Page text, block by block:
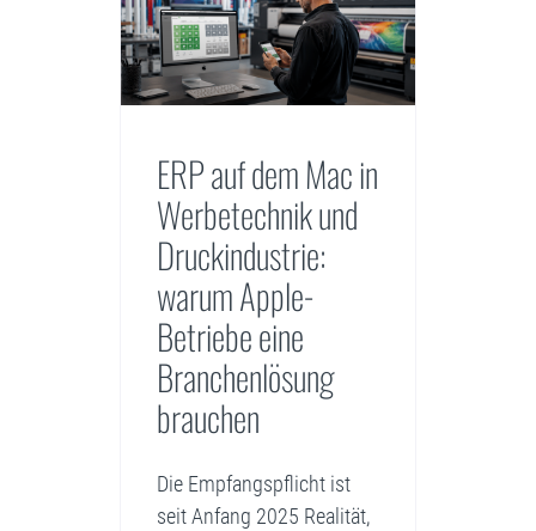
ERP auf dem Mac in
Werbetechnik und
Druckindustrie:
warum Apple-
Betriebe eine
Branchenlösung
brauchen
Die Empfangspflicht ist
seit Anfang 2025 Realität,